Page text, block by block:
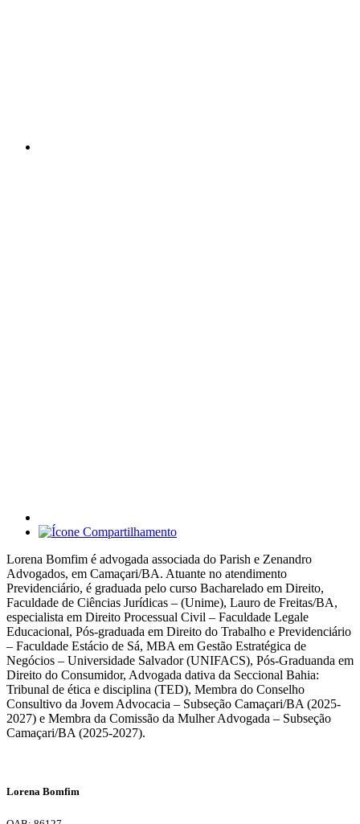
Lorena Bomfim é advogada associada do Parish e Zenandro
Advogados, em Camaçari/BA. Atuante no atendimento
Previdenciário, é graduada pelo curso Bacharelado em Direito,
Faculdade de Ciências Jurídicas – (Unime), Lauro de Freitas/BA,
especialista em Direito Processual Civil – Faculdade Legale
Educacional, Pós-graduada em Direito do Trabalho e Previdenciário
– Faculdade Estácio de Sá, MBA em Gestão Estratégica de
Negócios – Universidade Salvador (UNIFACS), Pós-Graduanda em
Direito do Consumidor, Advogada dativa da Seccional Bahia:
Tribunal de ética e disciplina (TED), Membra do Conselho
Consultivo da Jovem Advocacia – Subseção Camaçari/BA (2025-
2027) e Membra da Comissão da Mulher Advogada – Subseção
Camaçari/BA (2025-2027).
Lorena Bomfim